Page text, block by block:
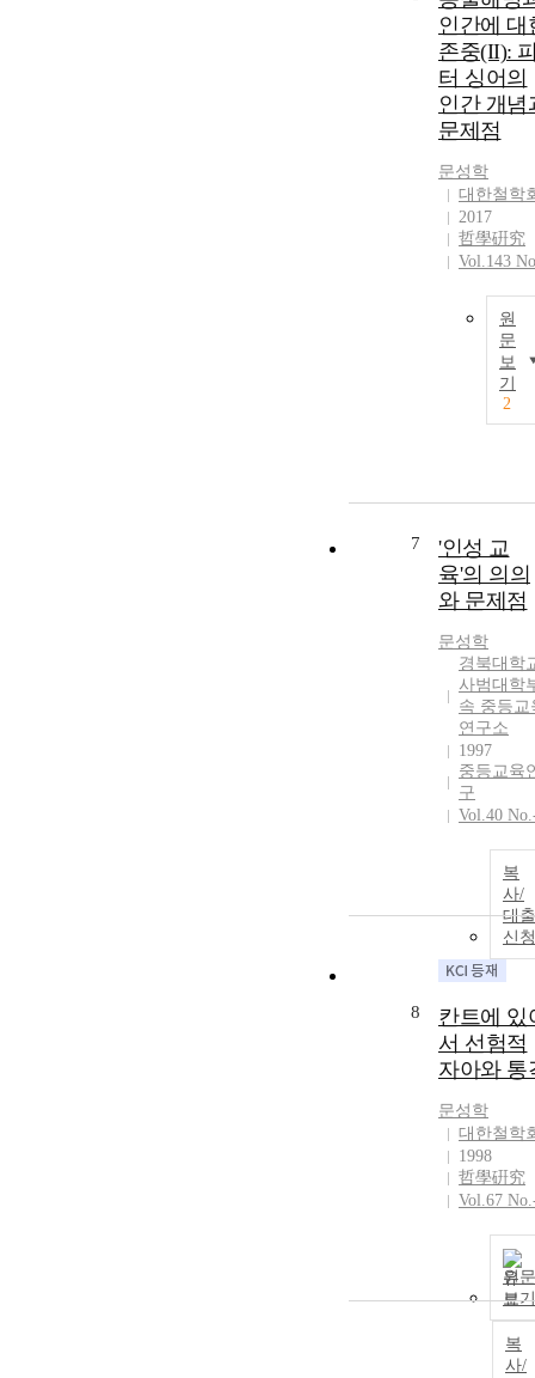
인간에 대
존중(II):
터 싱어의
인간 개념
문제점
문성학
대한철학
2017
哲學硏究
Vol.143
원
문
보
기
2
7
'인성 교
육'의 의의
와 문제점
문성학
경북대학
사범대학
속 중등교
연구소
1997
중등교육
구
Vol.40
복
사/
대출
신청
8
칸트에 있
서 선험적
자아와 통
문성학
대한철학
1998
哲學硏究
Vol.67
원문
보기
복
사/